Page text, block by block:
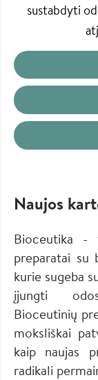
sustabdyti
Naujos
Bioceutika -
preparatai su
kurie sugeba
įjungti
Bioceutinių
moksliškai
kaip naujas
radikali